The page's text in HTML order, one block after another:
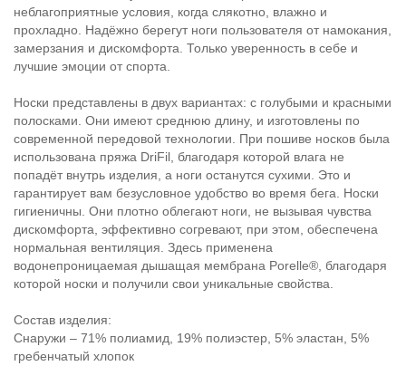
неблагоприятные условия, когда слякотно, влажно и
прохладно. Надёжно берегут ноги пользователя от намокания,
замерзания и дискомфорта. Только уверенность в себе и
лучшие эмоции от спорта.
Носки представлены в двух вариантах: с голубыми и красными
полосками. Они имеют среднюю длину, и изготовлены по
современной передовой технологии. При пошиве носков была
использована пряжа DriFil, благодаря которой влага не
попадёт внутрь изделия, а ноги останутся сухими. Это и
гарантирует вам безусловное удобство во время бега. Носки
гигиеничны. Они плотно облегают ноги, не вызывая чувства
дискомфорта, эффективно согревают, при этом, обеспечена
нормальная вентиляция. Здесь применена
водонепроницаемая дышащая мембрана Porelle®, благодаря
которой носки и получили свои уникальные свойства.
Состав изделия:
Снаружи – 71% полиамид, 19% полиэстер, 5% эластан, 5%
гребенчатый хлопок